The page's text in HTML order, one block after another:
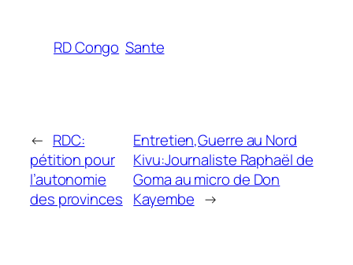
RD Congo Sante
← RDC:
pétition pour
l’autonomie
des provinces
Entretien,Guerre au Nord
Kivu:Journaliste Raphaël de
Goma au micro de Don
Kayembe →